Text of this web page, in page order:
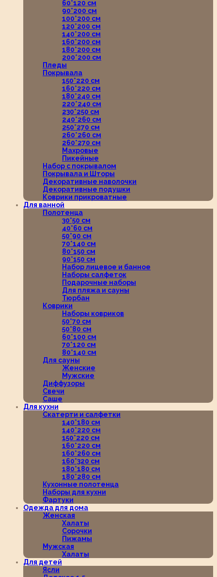
60*120 см
90*200 см
100*200 см
120*200 см
140*200 см
160*200 см
180*200 см
200*200 см
Пледы
Покрывала
150*220 см
160*220 см
180*240 см
220*240 см
230*250 см
240*260 см
250*270 см
260*260 см
260*270 см
Махровые
Пикейные
Набор с покрывалом
Покрывала и Шторы
Декоративные наволочки
Декоративные подушки
Коврики прикроватные
Для ванной
Полотенца
30*50 см
40*60 см
50*90 см
70*140 см
80*150 см
90*150 см
Набор лицевое и банное
Наборы салфеток
Подарочные наборы
Для пляжа и сауны
Тюрбан
Коврики
Наборы ковриков
50*70 см
50*80 см
60*100 см
70*120 см
80*140 см
Для сауны
Женские
Мужские
Диффузоры
Свечи
Саше
Для кухни
Скатерти и салфетки
140*180 см
140*220 см
150*220 см
160*220 см
160*260 см
160*320 см
180*180 см
180*280 см
Кухонные полотенца
Наборы для кухни
Фартуки
Одежда для дома
Женская
Халаты
Сорочки
Пижамы
Мужская
Халаты
Для детей
Ясли